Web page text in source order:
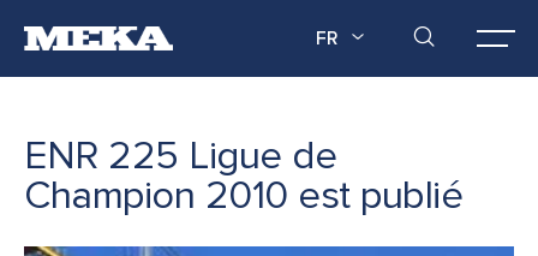
FR
ENR 225 Ligue de
Champion 2010 est publié